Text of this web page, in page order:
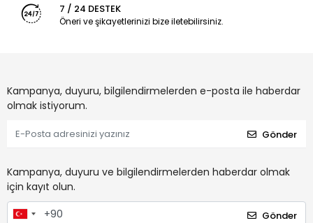
7 / 24 DESTEK
Öneri ve şikayetlerinizi bize iletebilirsiniz.
Kampanya, duyuru, bilgilendirmelerden e-posta ile haberdar
olmak istiyorum.
Gönder
Kampanya, duyuru ve bilgilendirmelerden haberdar olmak
için kayıt olun.
Gönder